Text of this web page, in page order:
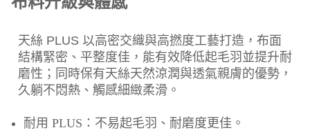
天絲 PLUS 以高密交織與高撚度工藝打造，布面
結構緊密、平整度佳，能有效降低起毛羽並提升耐
磨性；同時保有天絲天然涼潤與透氣親膚的優勢，
久躺不悶熱、觸感細緻柔滑。
耐用 PLUS：不易起毛羽、耐磨度更佳。